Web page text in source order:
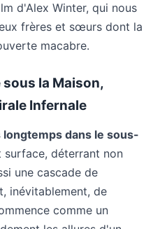
d'Alex Winter, qui nous
frères et sœurs dont la
macabre.
sous la Maison,
Infernale
dans le sous-
surface, déterrant non
une cascade de
inévitablement, de
comme un